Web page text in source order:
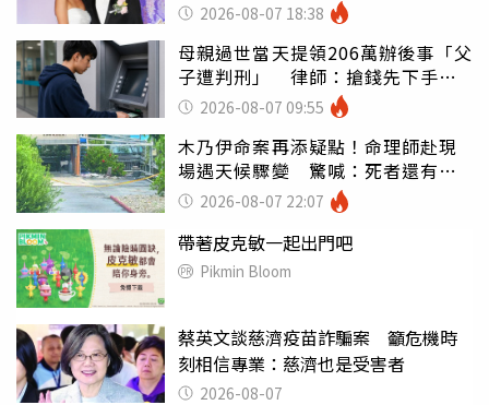
2026-08-07 18:38
母親過世當天提領206萬辦後事「父
子遭判刑」 律師：搶錢先下手是
罪 2026-08-07 09:55
木乃伊命案再添疑點！命理師赴現
場遇天候驟變 驚喊：死者還有冤
屈 2026-08-07 22:07
帶著皮克敏一起出門吧
Pikmin Bloom
蔡英文談慈濟疫苗詐騙案 籲危機時
刻相信專業：慈濟也是受害者
2026-08-07